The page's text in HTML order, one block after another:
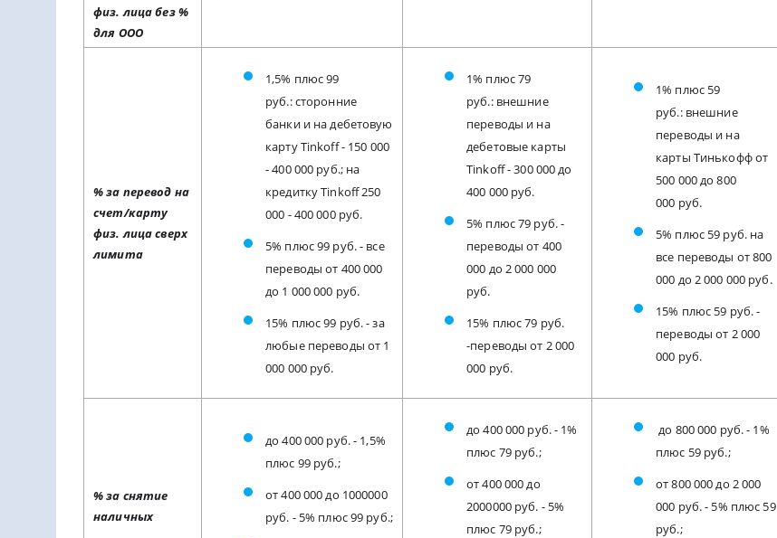
физ. лица без %
для ООО
% за перевод на
счет/карту
физ. лица сверх
лимита
1,5% плюс 99
руб.: сторонние
банки и на дебетовую
карту Tinkoff - 150 000
- 400 000 руб.; на
кредитку Tinkoff 250
000 - 400 000 руб.
5% плюс 99 руб. - все
переводы от 400 000
до 1 000 000 руб.
15% плюс 99 руб. - за
любые переводы от 1
000 000 руб.
1% плюс 79
руб.: внешние
переводы и на
дебетовые карты
Tinkoff - 300 000 до
400 000 руб.
5% плюс 79 руб. -
переводы от 400
000 до 2 000 000
руб.
15% плюс 79 руб.
-переводы от 2 000
000 руб.
1% плюс 59
руб.: внешние
переводы и на
карты Тинькофф от
500 000 до 800
000 руб.
5% плюс 59 руб. на
все переводы от 800
000 до 2 000 000 руб.
15% плюс 59 руб. -
переводы от 2 000
000 руб.
% за снятие
наличных
до 400 000 руб. - 1,5%
плюс 99 руб.;
от 400 000 до 1000000
руб. - 5% плюс 99 руб.;
до 400 000 руб. - 1%
плюс 79 руб.;
от 400 000 до
2000000 руб. - 5%
плюс 79 руб.;
до 800 000 руб. - 1%
плюс 59 руб.;
от 800 000 до 2 000
000 руб. - 5% плюс 59
руб.;